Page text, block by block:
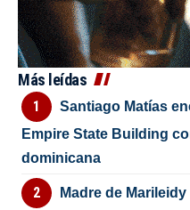
Más leídas
Santiago Matías
Empire State Building
dominicana
Madre de